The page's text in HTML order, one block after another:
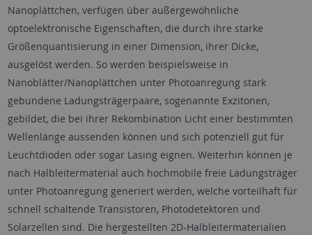
Nanoplättchen, verfügen über außergewöhnliche
optoelektronische Eigenschaften, die durch ihre starke
Größenquantisierung in einer Dimension, ihrer Dicke,
ausgelöst werden. So werden beispielsweise in
Nanoblätter/Nanoplättchen unter Photoanregung stark
gebundene Ladungsträgerpaare, sogenannte Exzitonen,
gebildet, die bei ihrer Rekombination Licht einer bestimmten
Wellenlänge aussenden können und sich potenziell gut für
Leuchtdioden oder sogar Lasing eignen. Weiterhin können je
nach Halbleitermaterial auch hochmobile freie Ladungsträger
unter Photoanregung generiert werden, welche vorteilhaft für
schnell schaltende Transistoren, Photodetektoren und
Solarzellen sind. Die hergestellten 2D-Halbleitermaterialien